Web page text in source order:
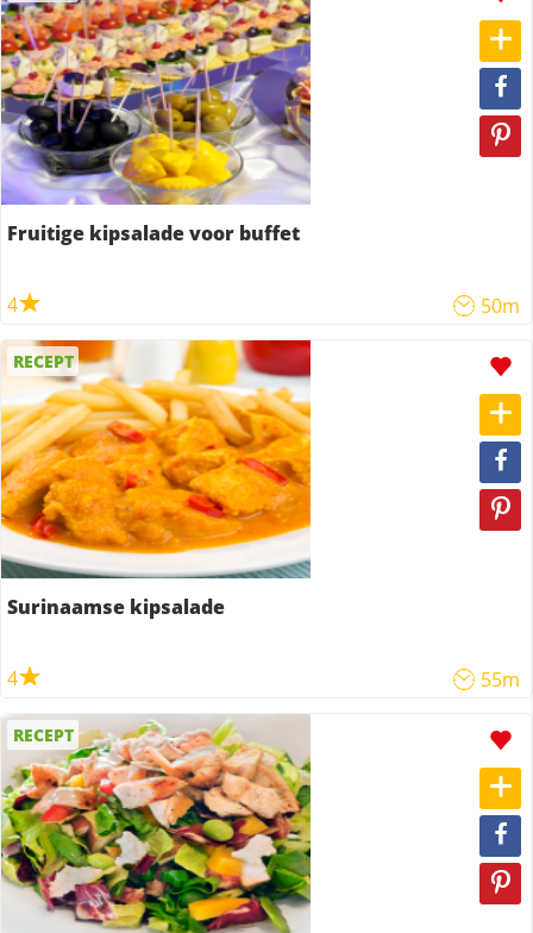
Fruitige kipsalade voor buffet
4 50m
RECEPT
Surinaamse kipsalade
4 55m
RECEPT